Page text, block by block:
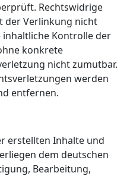
Rechtswidrige
der Verlinkung nicht
inhaltliche Kontrolle der
konkrete
nicht zumutbar.
werden
entfernen.
erstellten Inhalte und
dem deutschen
Bearbeitung,